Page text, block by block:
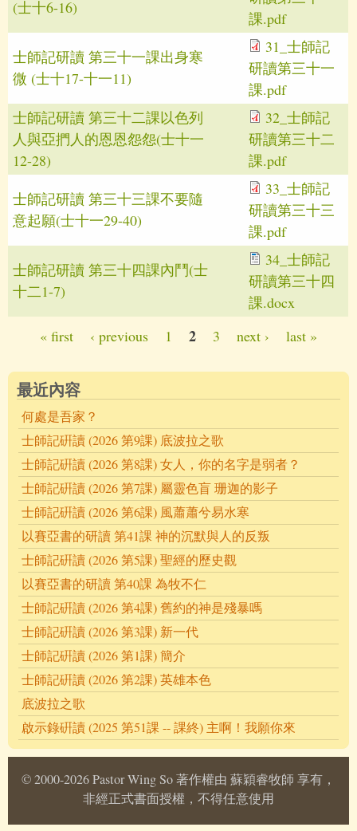
(士十6-16)
課.pdf
士師記研讀 第三十一課出身寒
微 (士十17-十一11)
31_士師記
研讀第三十一
課.pdf
士師記研讀 第三十二課以色列
人與亞捫人的恩恩怨怨(士十一
12-28)
32_士師記
研讀第三十二
課.pdf
士師記研讀 第三十三課不要隨
意起願(士十一29-40)
33_士師記
研讀第三十三
課.pdf
士師記研讀 第三十四課內鬥(士
十二1-7)
34_士師記
研讀第三十四
課.docx
Pages
« first ‹ previous 1 2 3 next › last »
最近內容
何處是吾家？
士師記硏讀 (2026 第9課) 底波拉之歌
士師記硏讀 (2026 第8課) 女人，你的名字是弱者？
士師記硏讀 (2026 第7課) 屬靈色盲 珊迦的影子
士師記硏讀 (2026 第6課) 風蕭蕭兮易水寒
以賽亞書的研讀 第41課 神的沉默與人的反叛
士師記硏讀 (2026 第5課) 聖經的歷史觀
以賽亞書的研讀 第40課 為牧不仁
士師記硏讀 (2026 第4課) 舊約的神是殘暴嗎
士師記硏讀 (2026 第3課) 新一代
士師記硏讀 (2026 第1課) 簡介
士師記硏讀 (2026 第2課) 英雄本色
底波拉之歌
啟示錄硏讀 (2025 第51課 -- 課終) 主啊！我願你來
© 2000-2026 Pastor Wing So 著作權由 蘇穎睿牧師 享有，
非經正式書面授權，不得任意使用